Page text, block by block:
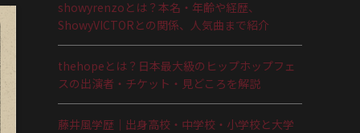
showyrenzoとは？本名・年齢や経歴、
ShowyVICTORとの関係、人気曲まで紹介
thehopeとは？日本最大級のヒップホップフェ
スの出演者・チケット・見どころを解説
藤井風学歴｜出身高校・中学校・小学校と大学